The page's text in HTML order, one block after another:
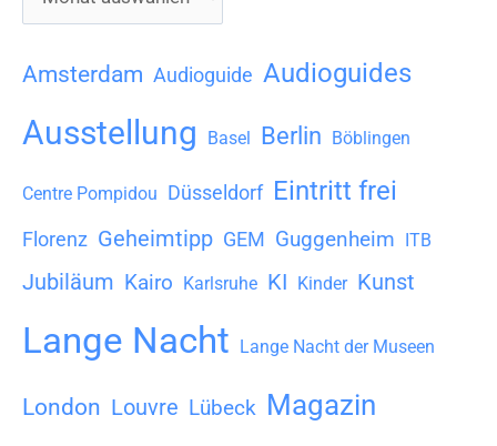
r
c
i
Amsterdam Audioguide Audioguides
Ausstellung Basel Berlin Böblingen
Centre Pompidou Düsseldorf Eintritt frei
Florenz Geheimtipp GEM Guggenheim ITB
Jubiläum Kairo Karlsruhe KI Kinder Kunst
Lange Nacht Lange Nacht der Museen
London Louvre Lübeck Magazin